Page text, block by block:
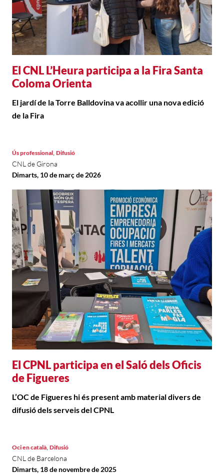
El CNL L’Heura participa a la Fira Santa
Coloma Orienta
El jardí de la Torre Balldovina va acollir una nova edició
de la Fira
El CPNL participa en el Saló dels Oficis
de Figueres
Ús professional, Difusió
CNL de Girona
Dimarts, 10 de març de 2026
L’OC de Figueres hi és present amb material divers de
difusió dels serveis del CPNL
Oci en català, Difusió
CNL de Barcelona
Dimarts, 18 de novembre de 2025